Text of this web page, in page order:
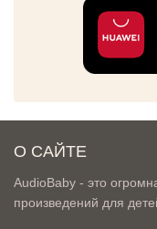
О САЙТЕ
AudioBaby - это
произведений для